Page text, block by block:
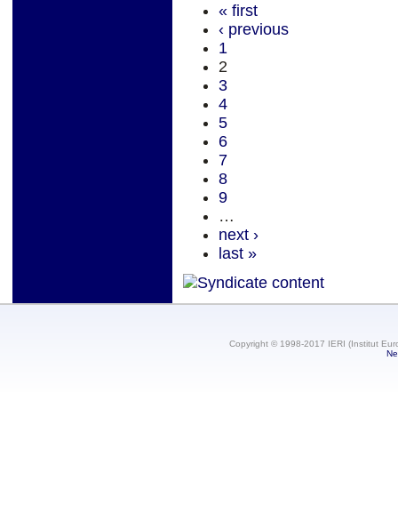
« first
‹ previous
1
2
3
4
5
6
7
8
9
…
next ›
last »
Copyright © 1998-2017 IERI (Institut